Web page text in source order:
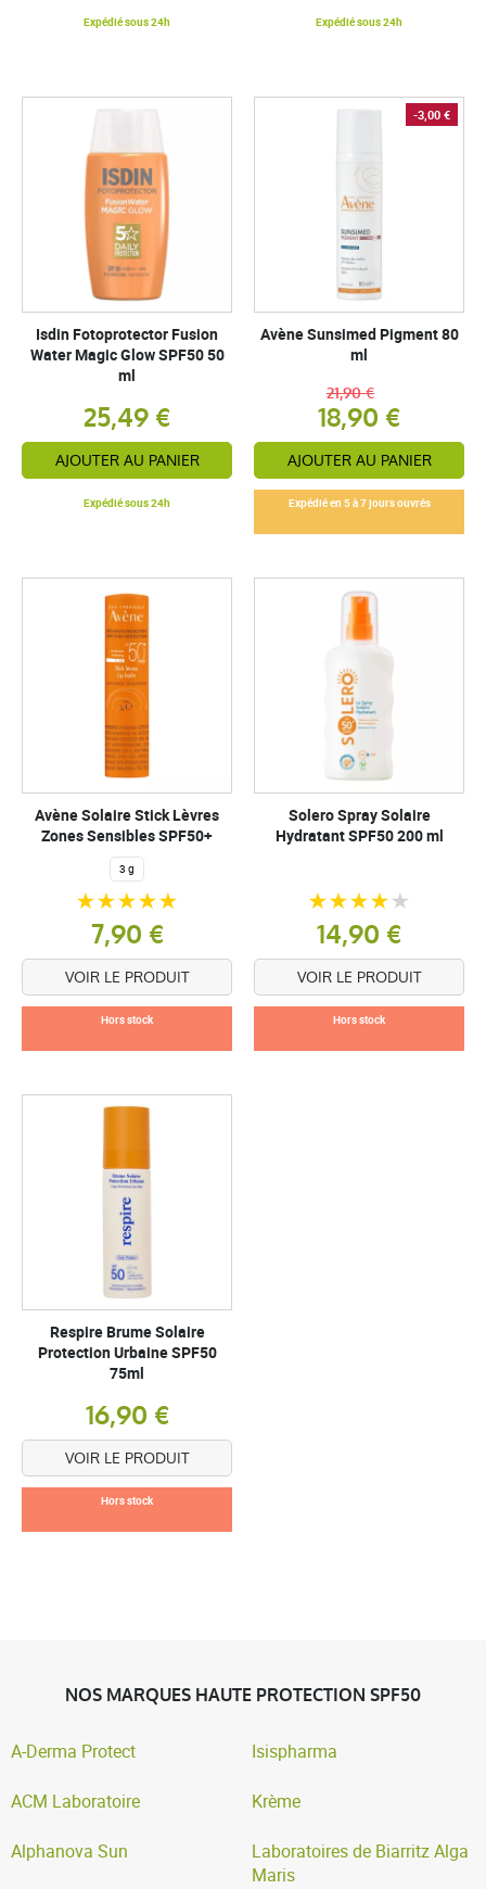
Expédié sous 24h Expédié sous 24h
Isdin Fotoprotector Fusion
Water Magic Glow SPF50 50
ml
25,49 €
AJOUTER AU PANIER
Expédié sous 24h
-3,00 €
Avène Sunsimed Pigment 80
ml
18,90 €
21,90 €
AJOUTER AU PANIER
Expédié en 5 à 7 jours ouvrés
Avène Solaire Stick Lèvres
Zones Sensibles SPF50+
3 g
7,90 €
VOIR LE PRODUIT
Hors stock
Solero Spray Solaire
Hydratant SPF50 200 ml
14,90 €
VOIR LE PRODUIT
Hors stock
Respire Brume Solaire
Protection Urbaine SPF50
75ml
16,90 €
VOIR LE PRODUIT
Hors stock
NOS MARQUES HAUTE PROTECTION SPF50
A-Derma Protect
ACM Laboratoire
Alphanova Sun
Isispharma
Krème
Laboratoires de Biarritz Alga
Maris